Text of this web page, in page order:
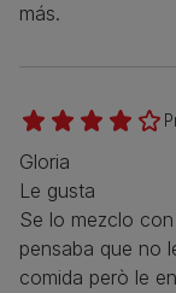
más.
Gloria
Le gusta
Se lo mezclo
pensaba que no
comida però le